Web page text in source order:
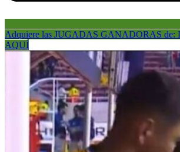
Adquiere las JUGADAS GANADORAS de:
AQUÍ